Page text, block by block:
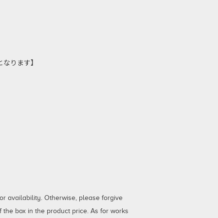
ります】
availability. Otherwise, please forgive
box in the product price. As for works